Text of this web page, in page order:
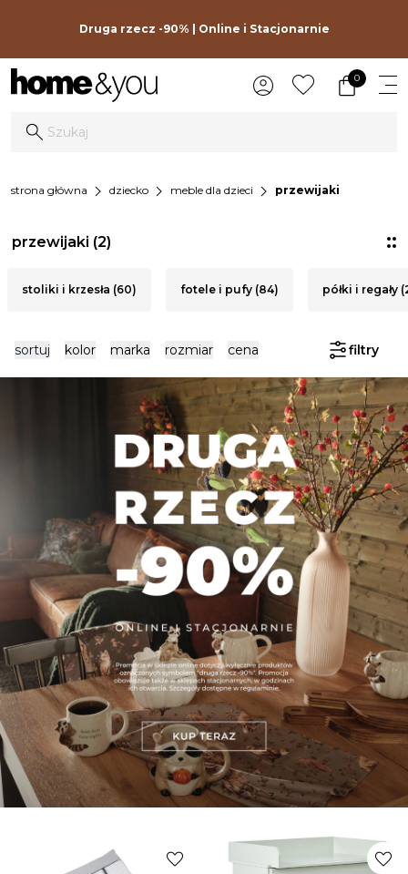
Druga rzecz -90% | Online i Stacjonarnie
0
strona główna chevron_right dziecko chevron_right meble dla dzieci chevron_right przewijaki
przewijaki (2)
stoliki i krzesła (60) fotele i pufy (84) półki i regały
sortuj kolor marka rozmiar cena filtry
favorite favorite